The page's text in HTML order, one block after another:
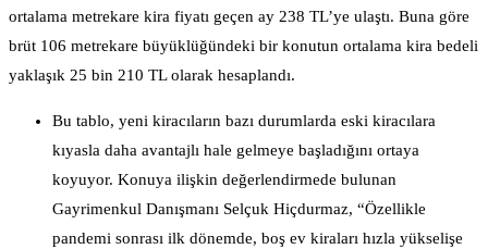
ortalama metrekare kira fiyatı geçen ay 238 TL’ye ulaştı. Buna göre
brüt 106 metrekare büyüklüğündeki bir konutun ortalama kira bedeli
yaklaşık 25 bin 210 TL olarak hesaplandı.
Bu tablo, yeni kiracıların bazı durumlarda eski kiracılara
kıyasla daha avantajlı hale gelmeye başladığını ortaya
koyuyor. Konuya ilişkin değerlendirmede bulunan
Gayrimenkul Danışmanı Selçuk Hiçdurmaz, “Özellikle
pandemi sonrası ilk dönemde, boş ev kiraları hızla yükselişe